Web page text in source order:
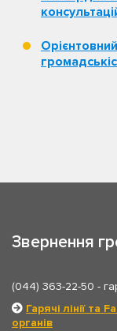
Звернення
(044) 363-22-50 -
Гарячі лінії та
органів